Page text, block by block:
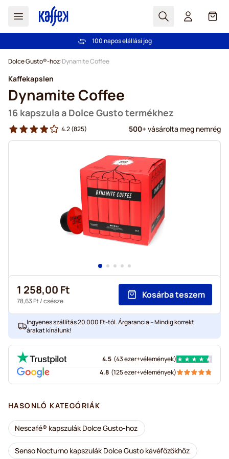
Search Cart
Ingyenes szállítás 20 000 Ft-tól
Árgarancia - Mindig korrekt árakat kínálunk!
100 napos elállási jog
Dolce Gusto®-hoz Dynamite Coffee
Kaffekapslen
Dynamite Coffee
16 kapszula a Dolce Gusto termékhez
4.2(825) 500+ vásárolta meg nemrég
1 258,00 Ft
78,63 Ft/ csésze
Kosárba teszem
Ingyenes szállítás 20 000 Ft-tól. Árgarancia – Mindig korrekt
árakat kínálunk!
4.5 (43 ezer+vélemények)
4.8 (125 ezer+vélemények)
HASONLÓ KATEGÓRIÁK
Nescafé® kapszulák Dolce Gusto-hoz
Senso Nocturno kapszulák Dolce Gusto kávéfőzőkhöz